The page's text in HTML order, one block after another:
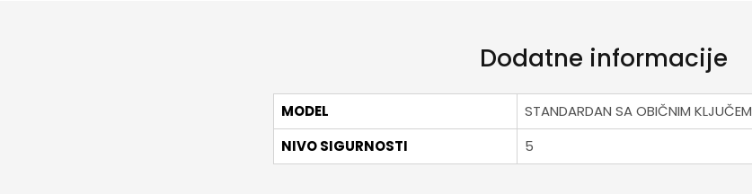
Dodatne informacije
MODEL
STANDARDAN SA OBIČNIM KLJUČEM
NIVO SIGURNOSTI
5